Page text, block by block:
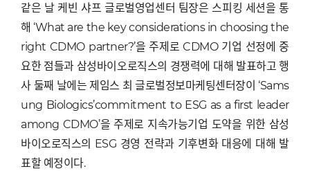
같은 날 케빈 샤프 글로벌영업센터 팀장은 스피킹 세션을 통
해 ‘What are the key considerations in choosing the
right CDMO partner?’을 주제로 CDMO 기업 선정에 중
요한 점들과 삼성바이오로직스의 경쟁력에 대해 발표하고 행
사 둘째 날에는 제임스 최 글로벌정보마케팅센터장이 ‘Sams
ung Biologics’commitment to ESG as a first leader
among CDMO’을 주제로 지속가능기업 도약을 위한 삼성
바이오로직스의 ESG 경영 전략과 기후변화 대응에 대해 발
표할 예정이다.